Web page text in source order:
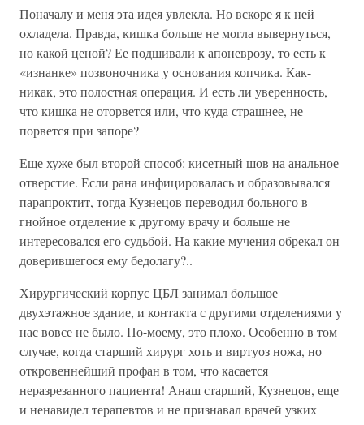
Поначалу и меня эта идея увлекла. Но вскоре я к ней
охладела. Правда, кишка больше не могла вывернуться,
но какой ценой? Ее подшивали к апоневрозу, то есть к
«изнанке» позвоночника у основания копчика. Как-
никак, это полостная операция. И есть ли уверенность,
что кишка не оторвется или, что куда страшнее, не
порвется при запоре?
Еще хуже был второй способ: кисетный шов на анальное
отверстие. Если рана инфицировалась и образовывался
парапроктит, тогда Кузнецов переводил больного в
гнойное отделение к другому врачу и больше не
интересовался его судьбой. На какие мучения обрекал он
доверившегося ему бедолагу?..
Хирургический корпус ЦБЛ занимал большое
двухэтажное здание, и контакта с другими отделениями у
нас вовсе не было. По-моему, это плохо. Особенно в том
случае, когда старший хирург хоть и виртуоз ножа, но
откровеннейший профан в том, что касается
неразрезанного пациента! Анаш старший, Кузнецов, еще
и ненавидел терапевтов и не признавал врачей узких